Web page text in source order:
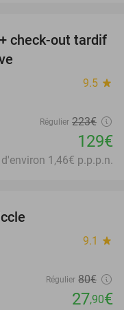
42%
check-out tardif
9.5 star
Régulier 223€
129€
1,46€ p.p.p.n.
9.1 star
Régulier 80€
27,90€